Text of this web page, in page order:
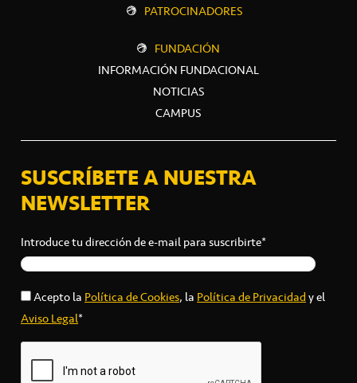
PATROCINADORES
FUNDACIÓN
INFORMACIÓN FUNDACIONAL
NOTICIAS
CAMPUS
SUSCRÍBETE A NUESTRA
NEWSLETTER
Introduce tu dirección de e-mail para suscribirte*
Acepto laPolítica de Cookies, laPolítica de Privacidady el
Aviso Legal*